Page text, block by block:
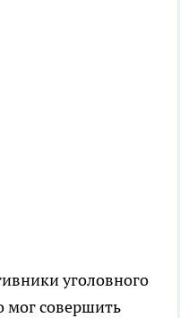
уголовного
мог совершить